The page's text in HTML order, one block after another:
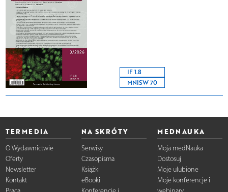
IF 1.8
MNISW 70
TERMEDIA
O Wydawnictwie
Oferty
Newsletter
Kontakt
NA SKRÓTY
Serwisy
Czasopisma
Książki
eBooki
MEDNAUKA
Moja medNauka
Dostosuj
Moje ulubione
Moje konferencje i